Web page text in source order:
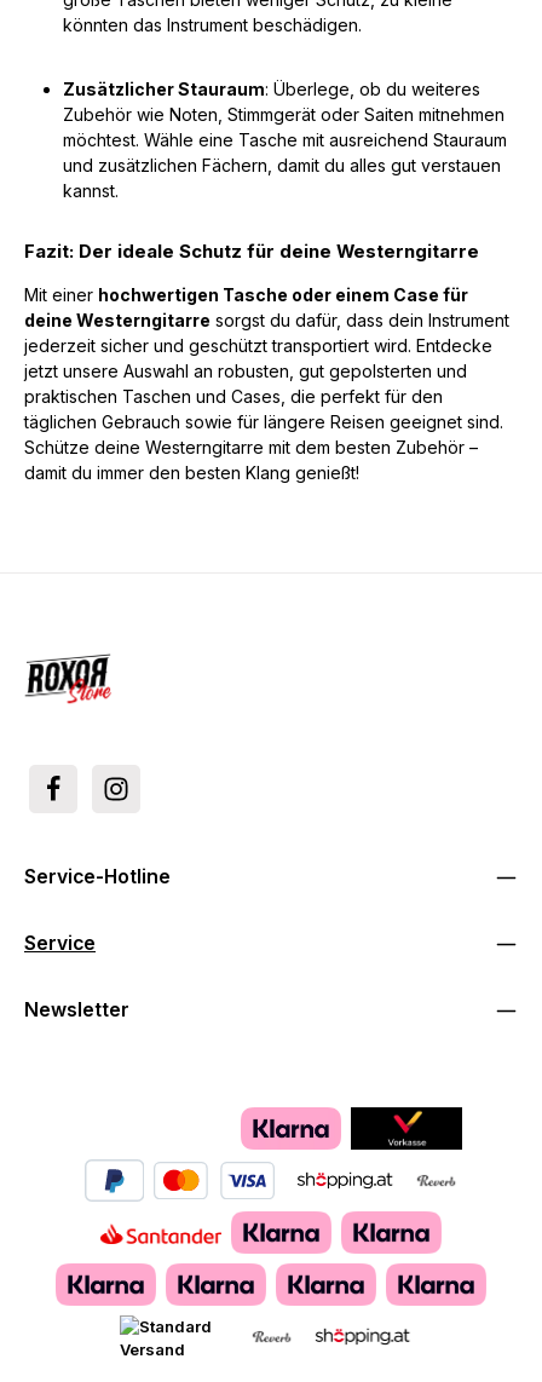
könnten das Instrument beschädigen.
Zusätzlicher Stauraum: Überlege, ob du weiteres
Zubehör wie Noten, Stimmgerät oder Saiten mitnehmen
möchtest. Wähle eine Tasche mit ausreichend Stauraum
und zusätzlichen Fächern, damit du alles gut verstauen
kannst.
Fazit: Der ideale Schutz für deine Westerngitarre
Mit einer hochwertigen Tasche oder einem Case für
deine Westerngitarre sorgst du dafür, dass dein Instrument
jederzeit sicher und geschützt transportiert wird. Entdecke
jetzt unsere Auswahl an robusten, gut gepolsterten und
praktischen Taschen und Cases, die perfekt für den
täglichen Gebrauch sowie für längere Reisen geeignet sind.
Schütze deine Westerngitarre mit dem besten Zubehör –
damit du immer den besten Klang genießt!
Service-Hotline
Service
Newsletter